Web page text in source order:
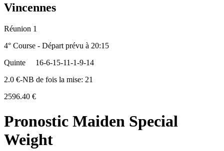
Vincennes
Réunion 1
4° Course - Départ prévu à 20:15
Quinte
16-6-15-11-1-9-14
2.0 €-NB de fois la mise: 21
2596.40 €
Pronostic Maiden Special
Weight